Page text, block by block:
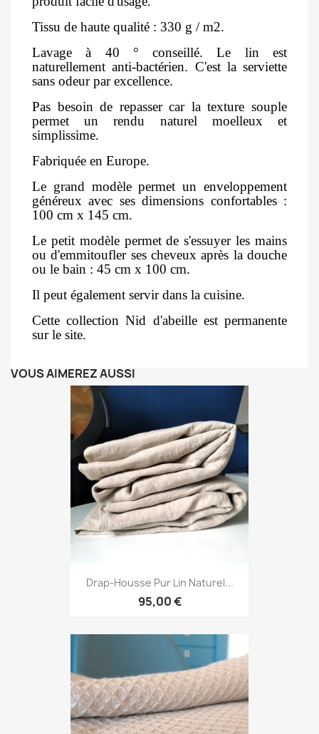
Tissu de haute qualité : 330 g / m2.
Lavage à 40 ° conseillé. Le lin est
naturellement anti-bactérien. C'est la serviette
sans odeur par excellence.
Pas besoin de repasser car la texture souple
permet un rendu naturel moelleux et
simplissime.
Fabriquée en Europe.
Le grand modèle permet un enveloppement
généreux avec ses dimensions confortables :
100 cm x 145 cm.
Le petit modèle permet de s'essuyer les mains
ou d'emmitoufler ses cheveux après la douche
ou le bain : 45 cm x 100 cm.
Il peut également servir dans la cuisine.
Cette collection Nid d'abeille est permanente
sur le site.
VOUS AIMEREZ AUSSI
Drap-Housse Pur Lin Naturel...
95,00 €